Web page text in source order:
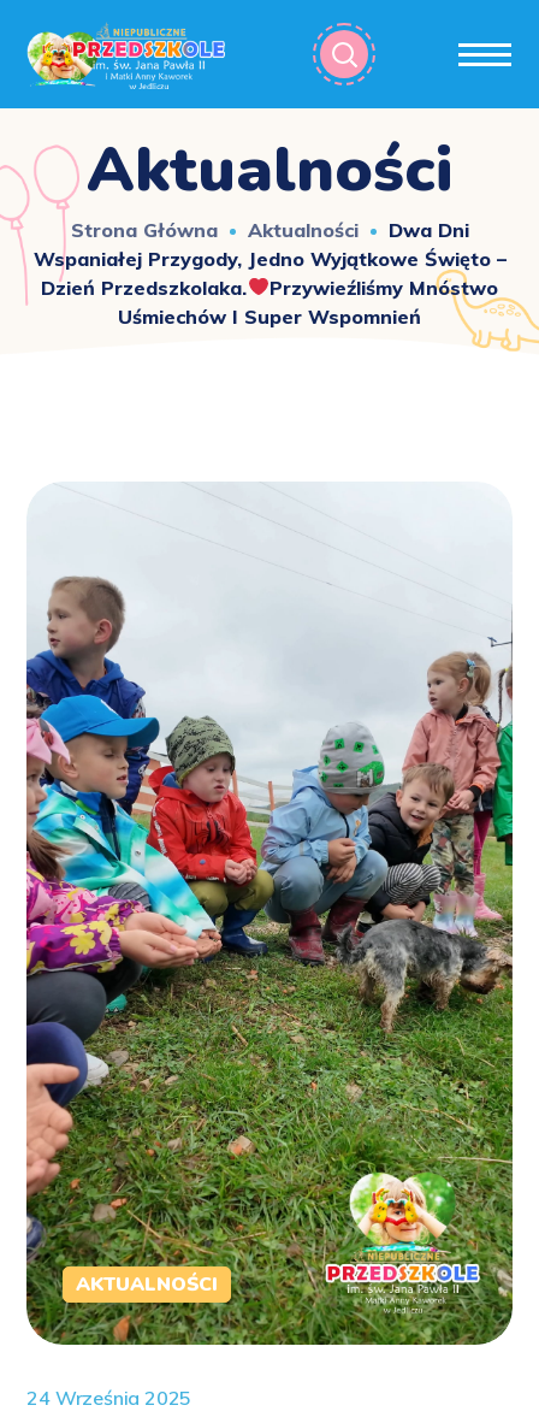
Aktualności
Strona Główna Aktualności
Dwa Dni
Wspaniałej Przygody, Jedno Wyjątkowe Święto –
Dzień Przedszkolaka.
Przywieźliśmy Mnóstwo
Uśmiechów I Super Wspomnień
AKTUALNOŚCI
24 Września 2025